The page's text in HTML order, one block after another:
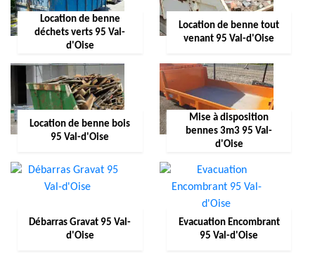
Location de benne
déchets verts 95 Val-
d'Oise
Location de benne tout
venant 95 Val-d'Oise
Location de benne bois
95 Val-d'Oise
Mise à disposition
bennes 3m3 95 Val-
d'Oise
Débarras Gravat 95 Val-
d'Oise
Evacuation Encombrant
95 Val-d'Oise